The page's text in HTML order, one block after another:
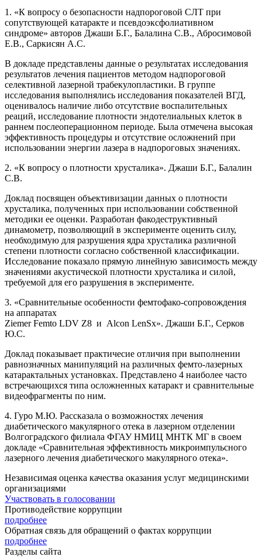
1. «К вопросу о безопасности надпороговой СЛТ при
сопутствующей катаракте и псевдоэксфолиативном
синдроме» авторов Джаши Б.Г., Балалина С.В., Абросимовой
Е.В., Саркисян А.С.
В докладе представлены данные о результатах исследования
результатов лечения пациентов методом надпороговой
селективной лазерной трабекулопластики. В группе
исследования выполнялись исследования показателей ВГД,
оценивалось наличие либо отсутствие воспалительных
реаций, исследование плотности эндотелиальных клеток в
раннем послеоперационном периоде. Была отмечена высокая
эффективность процедуры и отсутствие осложнений при
использовании энергии лазера в надпороговых значениях.
2. «К вопросу о плотности хрусталика». Джаши Б.Г., Балалин
С.В.
Доклад посвящен объективизации данных о плотности
хрусталика, полученных при использовании собственной
методики ее оценки. Разработан факодеструктивный
динамометр, позволяющий в эксперименте оценить силу,
необходимую для разрушения ядра хрусталика различной
степени плотности согласно собственной классификации.
Исследование показало прямую линейную зависимость между
значениями акустической плотности хрусталика и силой,
требуемой для его разрушения в эксперименте.
3. «Сравнительные особенности фемтофако-сопровождения
на аппаратах
Ziemer Femto LDV Z8 и Alcon LenSx». Джаши Б.Г., Серков
Ю.С.
Доклад показывает практичесие отличия при выполнении
равнозначных манипуляций на различных фемто-лазерных
катарактальных установках. Представлено 4 наиболее часто
встречающихся типа осложненных катаракт и сравнительные
видеофрагменты по ним.
4. Гуро М.Ю. Рассказала о возможностях лечения
диабетического макулярного отека в лазерном отделении
Волгоградского филиала ФГАУ НМИЦ МНТК МГ в своем
докладе «Сравнительная эффективность микроимпульсного
лазерного лечения диабетического макулярного отека».
Независимая оценка качества оказания услуг медицинскими
организациями
Участвовать в голосовании
Противодействие коррупции
подробнее
Обратная связь для обращений о фактах коррупции
подробнее
Разделы сайта